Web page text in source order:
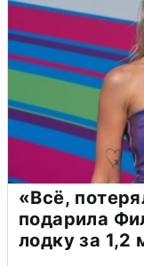
«Всё,
подарила
лодку за 1,2